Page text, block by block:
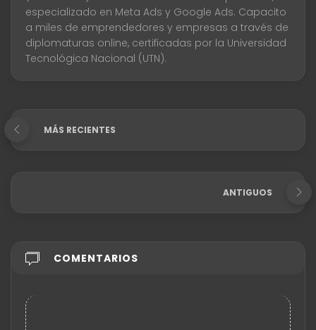
especializado en Meta Ads y Google Ads. Capacito
a miles de emprendedores y empresas a través de
diplomaturas online, certificadas por la Universidad
Tecnológica Nacional (UTN).
MÁS RECIENTES
ANTIGUOS
COMENTARIOS